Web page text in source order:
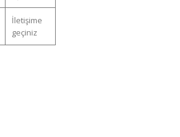
İletişime
geçiniz